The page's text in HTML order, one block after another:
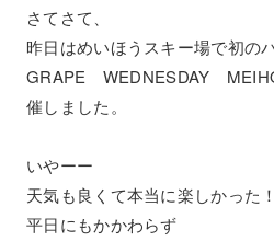
さてさて、
昨日はめいほうスキー場で初の
GRAPE WEDNESDAY
催しました。
いやーー
天気も良くて本当に楽しかった！
平日にもかかわらず